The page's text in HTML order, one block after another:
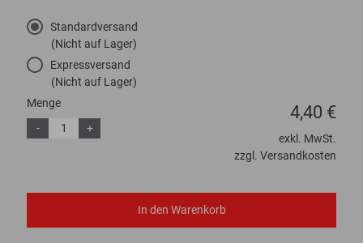
Standardversand
(Nicht auf Lager)
Expressversand
(Nicht auf Lager)
4,40 €
exkl. MwSt.
zzgl. Versandkosten
Menge
-
+
In den Warenkorb